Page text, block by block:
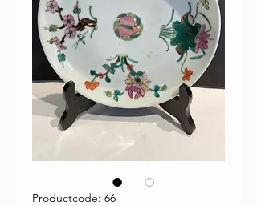
Productcode: 66